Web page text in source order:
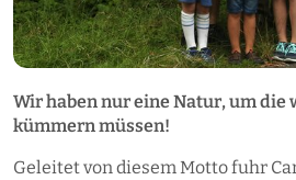
Wir haben nur eine Natur, um die
kümmern müssen!
Geleitet von diesem Motto fuhr